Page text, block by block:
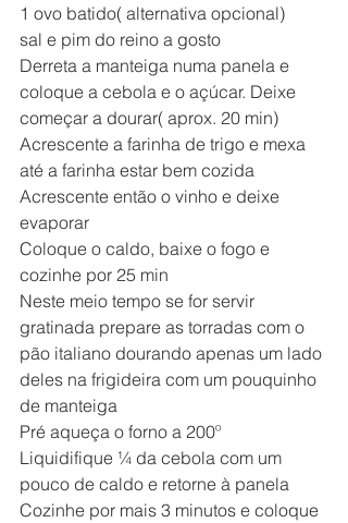
1 ovo batido( alternativa opcional)
sal e pim do reino a gosto
Derreta a manteiga numa panela e
coloque a cebola e o açúcar. Deixe
começar a dourar( aprox. 20 min)
Acrescente a farinha de trigo e mexa
até a farinha estar bem cozida
Acrescente então o vinho e deixe
evaporar
Coloque o caldo, baixe o fogo e
cozinhe por 25 min
Neste meio tempo se for servir
gratinada prepare as torradas com o
pão italiano dourando apenas um lado
deles na frigideira com um pouquinho
de manteiga
Pré aqueça o forno a 200º
Liquidifique ¼ da cebola com um
pouco de caldo e retorne à panela
Cozinhe por mais 3 minutos e coloque